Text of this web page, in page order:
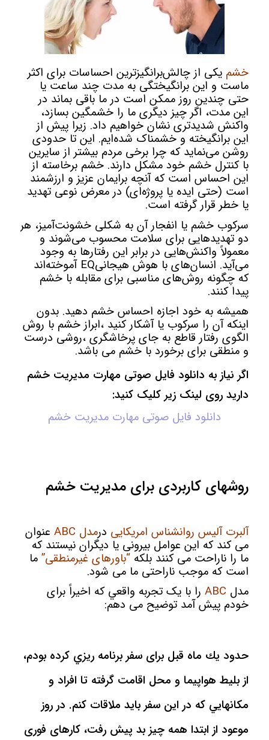
خشم یکی از چالش‌برانگیزترین احساسات برای اکثر
ماست و این برانگیختگی به مدت چند ساعت یا
حتی چندین روز ممکن است در ما باقی بماند در
این مدت، اگر چیز دیگری ما را خشمگین بسازد،
واکنش شدیدتری نشان خواهیم داد. زیرا پیش از
این برانگیخته و خشمناک شده‌ایم. این تا حدودی
روشن می‌نماید که چرا برخی مردم بیشتر از سایرین
با کنترل خشم خود مشکل دارند. خشم برخاسته از
این احساس است که آنچه برایمان عزیز و ارزشمند
است (حتی ایده یا پروژه‌ای) در معرض نوعی تهدید
یا خطر قرار گرفته است.
سرکوب خشم یا انفجار آن به شکلی خشونت‌آمیز، هر
دو تهدیدهایی برای سلامت محسوب می‌شوند و
معمولاً واکنش‌هایی در برابر این رفتارها به وجود
می‌آید. انسان‌های با هوش هیجانیEQ آموخته‌اند
که چگونه روش‌های مناسبی برای مقابله با خشم
پیدا کنند.
همیشه به خود اجازه احساس خشم دهید. بدون
اینکه آن را سرکوب یا آشکار کنید ،ابراز خشم با روش
الگوی رفتار قاطع به جای پرخاشگری ،روشی درست
و منطقی برای برخورد با خشم می باشد.
اگر نیاز به دانلود فایل صوتی مهارت مدیریت خشم
دارید روی لینک زیر کلیک کنید:
دانلود فایل صوتی مهارت مدیریت خشم
روشهای کاربردی برای مدیریت خشم
آلبرت آلیس روانشناس امریکایی درمدل ABC عنوان
می کند که این عوامل بیرونی یا دیگران نیستند که
ما را ناراحت می کنند بلکه “باورهای غیرمنطقی”ما
است که موجب ناراحتی ما می شود.
مدل ABCرا با یک تجربه واقعي که اخیراً برای
خودم پيش آمد توضیح می دهم:
حدود يك ماه قبل برای سفر برنامه ريزي كرده بودم،
از بليط هواپيما و محل اقامت گرفته تا افراد و
مكانهايي كه در اين سفر بايد ملاقات كنم. در روز
موعود از ابتدا همه چیز بد پیش رفت، کارهای فوری